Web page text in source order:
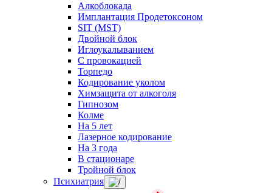
Алкоблокада
Имплантация Продетоксоном
SIT (MST)
Двойной блок
Иглоукалыванием
С провокацией
Торпедо
Кодирование уколом
Химзащита от алкоголя
Гипнозом
Колме
На 5 лет
Лазерное кодирование
На 3 года
В стационаре
Тройной блок
Психиатрия